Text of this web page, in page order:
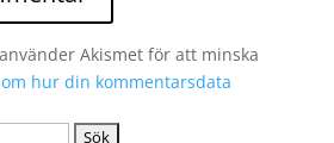
Akismet för att minska
hur din kommentarsdata